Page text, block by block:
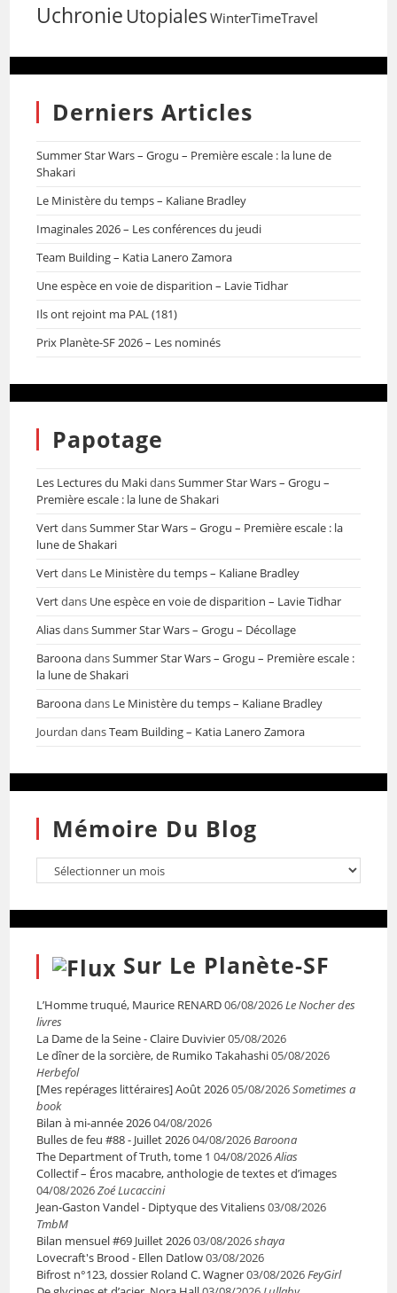
Uchronie Utopiales WinterTimeTravel
Derniers Articles
Summer Star Wars – Grogu – Première escale : la lune de
Shakari
Le Ministère du temps – Kaliane Bradley
Imaginales 2026 – Les conférences du jeudi
Team Building – Katia Lanero Zamora
Une espèce en voie de disparition – Lavie Tidhar
Ils ont rejoint ma PAL (181)
Prix Planète-SF 2026 – Les nominés
Papotage
Les Lectures du MakidansSummer Star Wars – Grogu –
Première escale : la lune de Shakari
VertdansSummer Star Wars – Grogu – Première escale : la
lune de Shakari
Vertdans Le Ministère du temps – Kaliane Bradley
Vertdans Une espèce en voie de disparition – Lavie Tidhar
AliasdansSummer Star Wars – Grogu – Décollage
BaroonadansSummer Star Wars – Grogu – Première escale :
la lune de Shakari
Baroonadans Le Ministère du temps – Kaliane Bradley
Jourdan dansTeam Building – Katia Lanero Zamora
Mémoire Du Blog
Sur Le Planète-SF
L’Homme truqué, Maurice RENARD06/08/2026Le Nocher des
livres
La Dame de la Seine - Claire Duvivier05/08/2026
Le dîner de la sorcière, de Rumiko Takahashi05/08/2026
Herbefol
[Mes repérages littéraires] Août 202605/08/2026Sometimes a
book
Bilan à mi-année 202604/08/2026
Bulles de feu #88 - Juillet 202604/08/2026Baroona
The Department of Truth, tome 1 04/08/2026Alias
Collectif – Éros macabre, anthologie de textes et d’images
04/08/2026Zoé Lucaccini
Jean-Gaston Vandel - Diptyque des Vitaliens03/08/2026
TmbM
Bilan mensuel #69 Juillet 202603/08/2026shaya
Lovecraft's Brood - Ellen Datlow03/08/2026
Bifrost n°123, dossier Roland C. Wagner03/08/2026FeyGirl